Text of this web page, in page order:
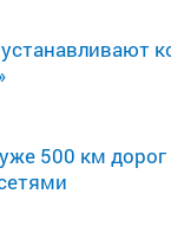
500 км